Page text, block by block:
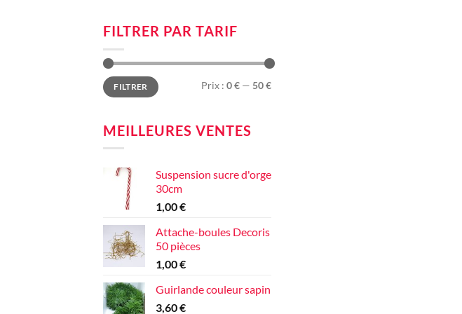
FILTRER PAR TARIF
Prix
min
Prix
maxFILTRER Prix : 0 € — 50 €
MEILLEURES VENTES
Suspension sucre d'orge
30cm
1,00€
Attache-boules Decoris
50 pièces
1,00€
Guirlande couleur sapin
3,60€